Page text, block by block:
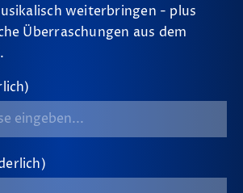
weiterbringen - plus
Überraschungen aus dem